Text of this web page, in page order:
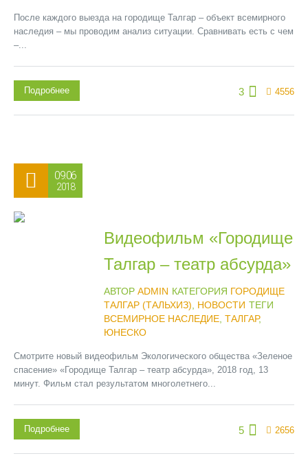
После каждого выезда на городище Талгар – объект всемирного
наследия – мы проводим анализ ситуации. Сравнивать есть с чем
–...
3 4556
Подробнее
09.06
2018
Видеофильм «Городище
Талгар – театр абсурда»
АВТОР ADMIN КАТЕГОРИЯ ГОРОДИЩЕ
ТАЛГАР (ТАЛЬХИЗ)
НОВОСТИ ТЕГИ
ВСЕМИРНОЕ НАСЛЕДИЕ, ТАЛГАР,
ЮНЕСКО
Смотрите новый видеофильм Экологического общества «Зеленое
спасение» «Городище Талгар – театр абсурда», 2018 год, 13
минут. Фильм стал результатом многолетнего...
5 2656
Подробнее